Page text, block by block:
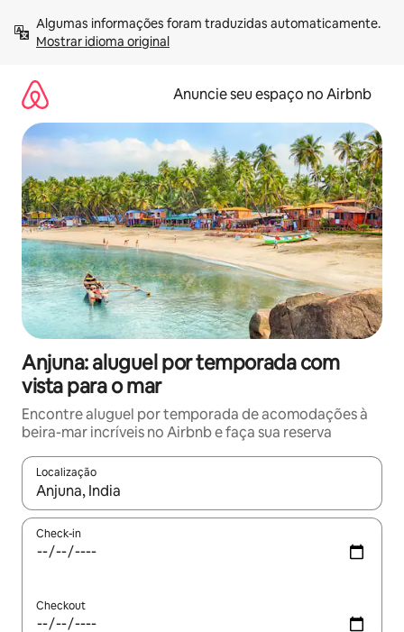
para
Mostrar idioma original
Anuncie seu espaço no Airbnb
Anjuna: aluguel por temporada com
vista para o mar
Encontre aluguel por temporada de acomodações à
beira-mar incríveis no Airbnb e faça sua reserva
Localização
Quando os resultados estiverem disponíveis, explore-os
Check-in
Checkout